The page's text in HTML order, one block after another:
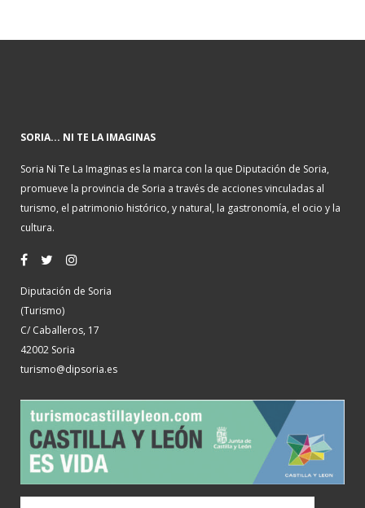
SORIA... NI TE LA IMAGINAS
Soria Ni Te La Imaginas es la marca con la que Diputación de Soria,
promueve la provincia de Soria a través de acciones vinculadas al
turismo, el patrimonio histórico, y natural, la gastronomía, el ocio y la
cultura.
Diputación de Soria
(Turismo)
C/ Caballeros, 17
42002 Soria
turismo@dipsoria.es